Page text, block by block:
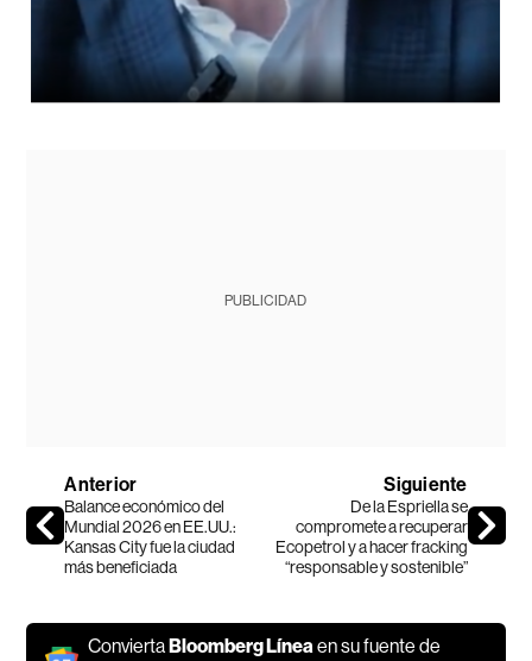
PUBLICIDAD
Anterior
Balance económico del
Mundial 2026 en EE.UU.:
Kansas City fue la ciudad
más beneficiada
Siguiente
De la Espriella se
compromete a recuperar
Ecopetrol y a hacer fracking
“responsable y sostenible”
ConviertaBloomberg Línea en su fuente de